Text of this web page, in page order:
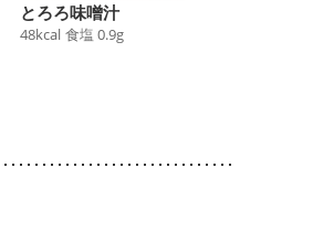
とろろ味噌汁
48kcal 食塩 0.9g